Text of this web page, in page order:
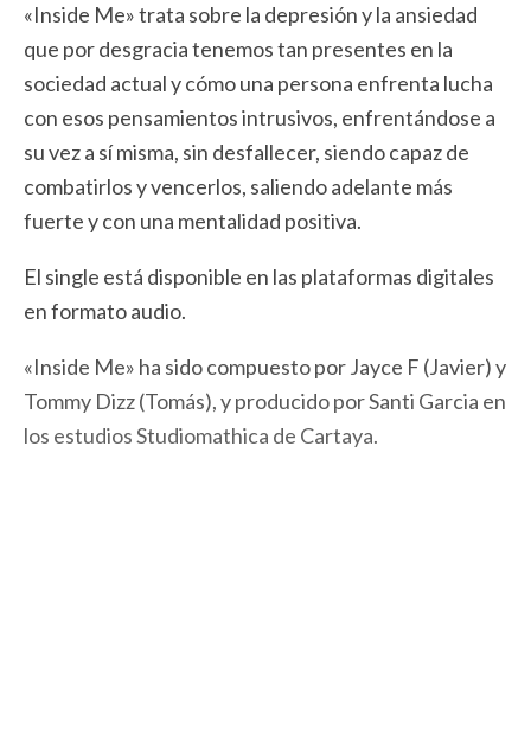
«Inside Me» trata sobre la depresión y la ansiedad
que por desgracia tenemos tan presentes en la
sociedad actual y cómo una persona enfrenta lucha
con esos pensamientos intrusivos, enfrentándose a
su vez a sí misma, sin desfallecer, siendo capaz de
combatirlos y vencerlos, saliendo adelante más
fuerte y con una mentalidad positiva.
El single está disponible en las plataformas digitales
en formato audio.
«Inside Me» ha sido compuesto por Jayce F (Javier) y
Tommy Dizz (Tomás), y producido por Santi Garcia en
los estudios Studiomathica de Cartaya.